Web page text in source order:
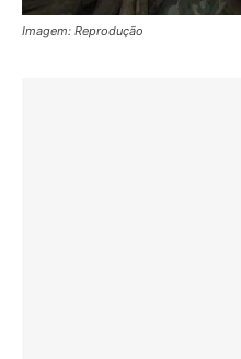
Imagem: Reprodução